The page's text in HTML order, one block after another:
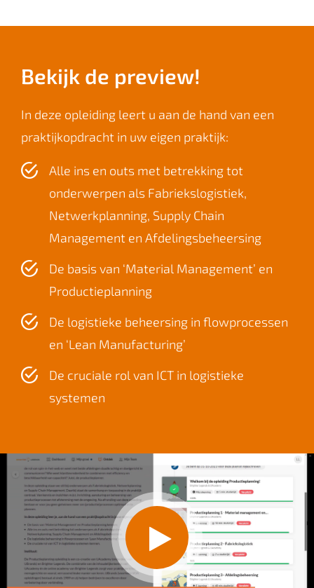
Bekijk de preview!
In deze opleiding leert u aan de hand van een
praktijkopdracht in uw eigen praktijk:
Alle ins en outs met betrekking tot
onderwerpen als Fabriekslogistiek,
Netwerkplanning, Supply Chain
Management en Afdelingsbeheersing
De basis van ‘Material Management’ en
Productieplanning
De logistieke beheersing in flowprocessen
en ‘Lean Manufacturing’
De cruciale rol van ICT in logistieke
systemen